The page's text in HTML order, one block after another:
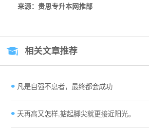
来源：贵思专升本网推部
相关文章推荐
凡是自强不息者，最终都会成功
天再高又怎样,掂起脚尖就更接近阳光。